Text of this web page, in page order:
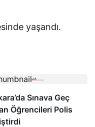
yaşandı.
Sınava Geç
Öğrencileri Polis